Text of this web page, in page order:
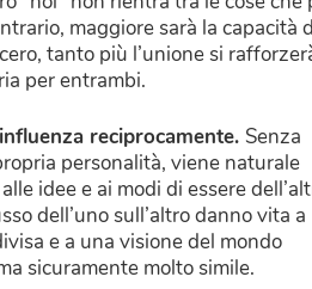
maggiore sarà la capacità
tanto più l’unione si
per entrambi.
reciprocamente. Senza
personalità, viene naturale
idee e ai modi di essere
dell’uno sull’altro danno vita a
e a una visione del mondo
sicuramente molto simile.